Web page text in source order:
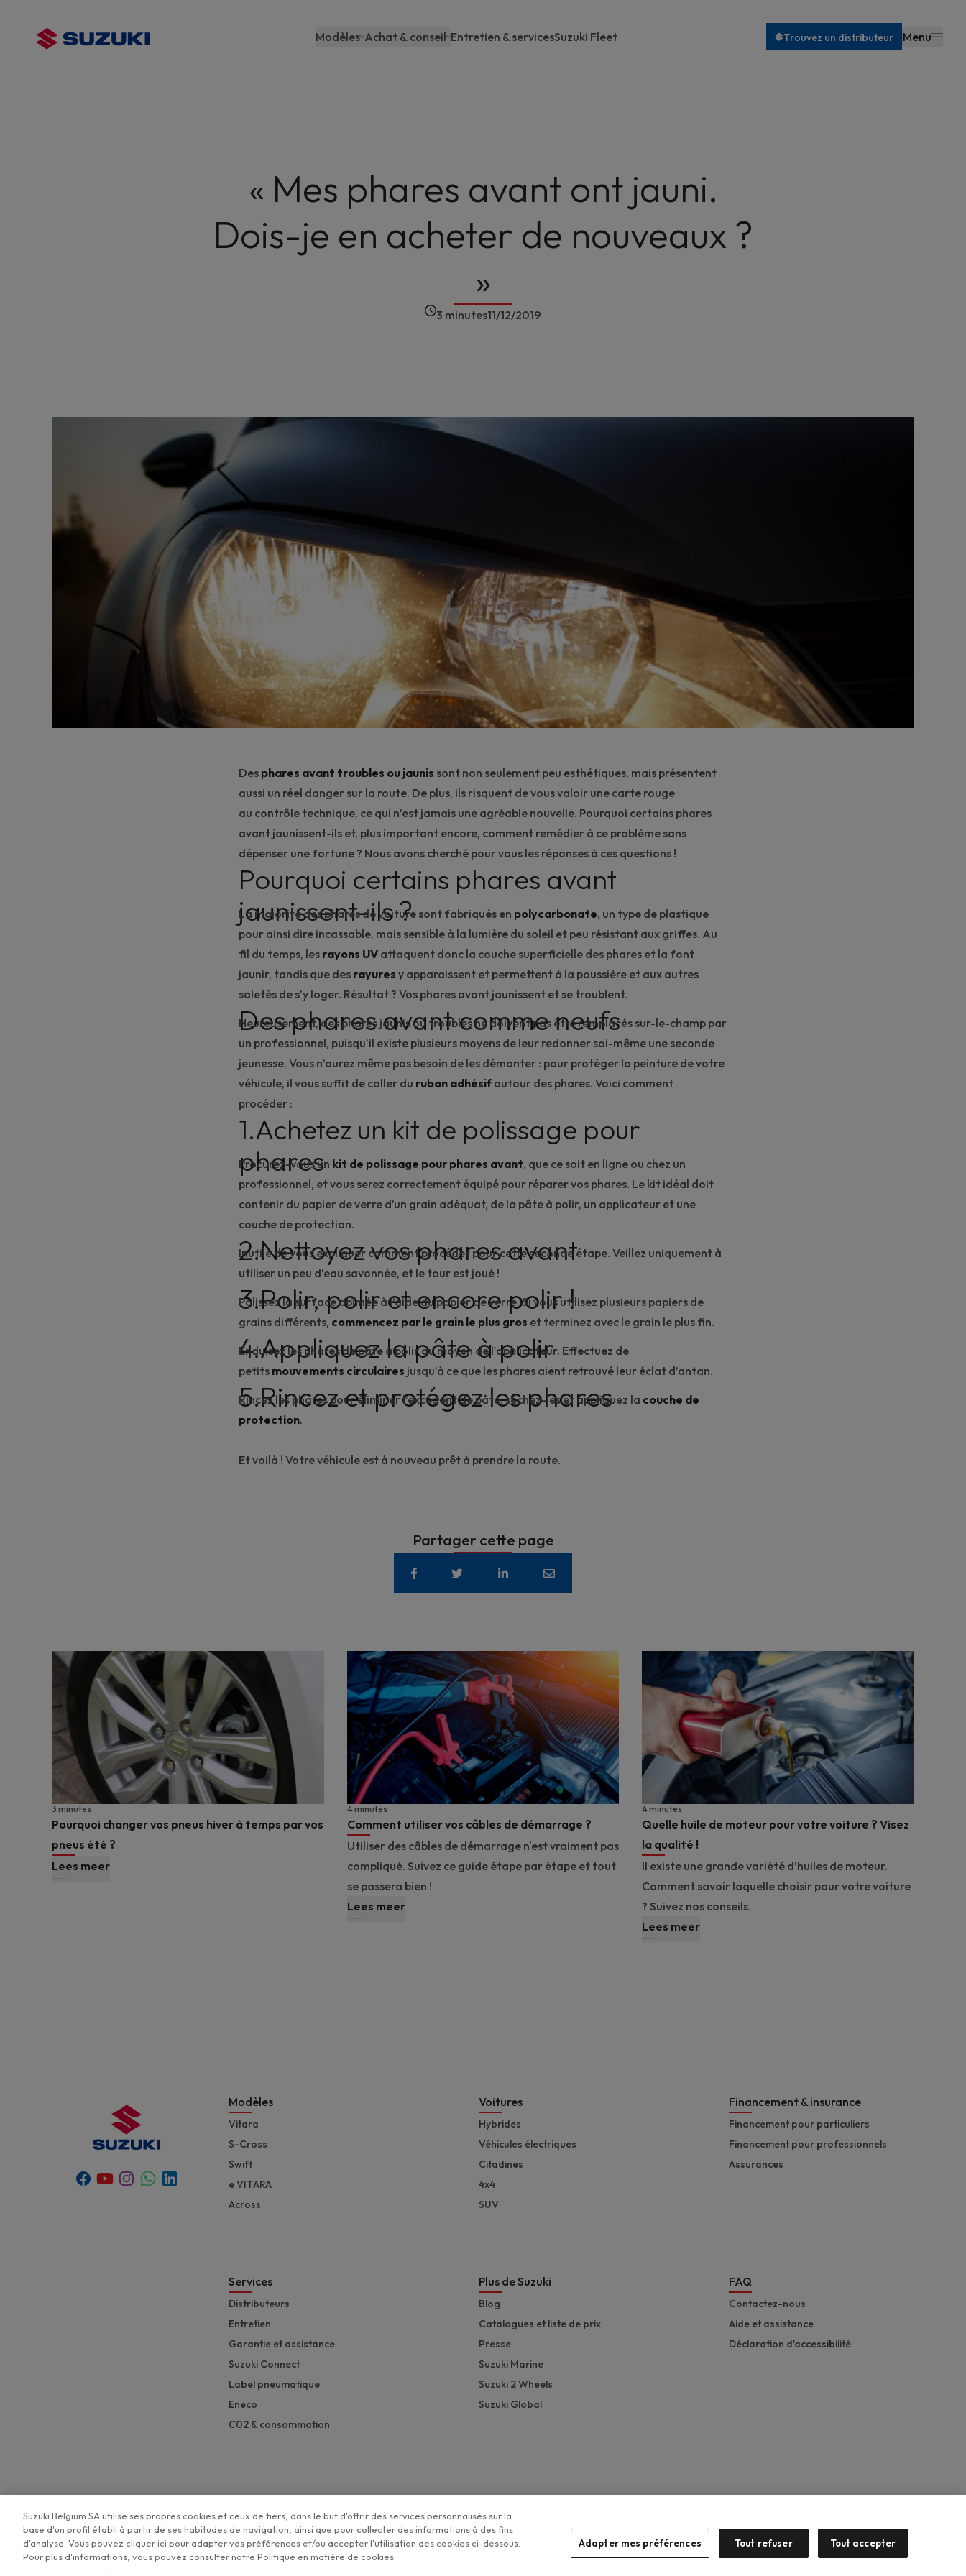
principal
Main
Modèles Achat & conseil Entretien & servicesSuzuki Fleet Trouvez un distributeur Menu
« Mes phares avant ont jauni.
Dois-je en acheter de nouveaux ?
»
3 minutes11/12/2019
Des phares avant troubles ou jaunis sont non seulement peu esthétiques, mais présentent
aussi un réel danger sur la route. De plus, ils risquent de vous valoir une carte rouge
au contrôle technique, ce qui n’est jamais une agréable nouvelle. Pourquoi certains phares
avant jaunissent-ils et, plus important encore, comment remédier à ce problème sans
dépenser une fortune ? Nous avons cherché pour vous les réponses à ces questions !
Pourquoi certains phares avant
jaunissent-ils ?
La majorité des phares de voiture sont fabriqués en polycarbonate, un type de plastique
pour ainsi dire incassable, mais sensible à la lumière du soleil et peu résistant aux griffes. Au
fil du temps, les rayons UV attaquent donc la couche superficielle des phares et la font
jaunir, tandis que des rayures y apparaissent et permettent à la poussière et aux autres
saletés de s’y loger. Résultat ? Vos phares avant jaunissent et se troublent.
Des phares avant comme neufs
Heureusement, des phares jaunis ou troubles ne doivent pas être remplacés sur-le-champ par
un professionnel, puisqu’il existe plusieurs moyens de leur redonner soi-même une seconde
jeunesse. Vous n’aurez même pas besoin de les démonter : pour protéger la peinture de votre
véhicule, il vous suffit de coller du ruban adhésifautour des phares. Voici comment
procéder :
1.Achetez un kit de polissage pour
phares
Procurez-vous un kit de polissage pour phares avant, que ce soit en ligne ou chez un
professionnel, et vous serez correctement équipé pour réparer vos phares. Le kit idéal doit
contenir du papier de verre d’un grain adéquat, de la pâte à polir, un applicateur et une
couche de protection.
2.Nettoyez vos phares avant
Inutile de vous expliquer comment procéder pour cette seconde étape. Veillez uniquement à
utiliser un peu d’eau savonnée, et le tour est joué !
3.Polir, polir et encore polir !
Polissez la surface abîmée à l’aide du papier de verre. Si vous utilisez plusieurs papiers de
grains différents, commencez par le grain le plus gros et terminez avec le grain le plus fin.
4.Appliquez la pâte à polir
Enduisez les phares de pâte à polir au moyen de l’applicateur. Effectuez de
petits mouvements circulaires jusqu’à ce que les phares aient retrouvé leur éclat d’antan.
5.Rincez et protégez les phares
Rincez les phares pour éliminer l’excédent de pâte, séchez-les et appliquez la couche de
protection.
Et voilà ! Votre véhicule est à nouveau prêt à prendre la route.
Partager cette page
Pourquoi changer vos pneus hiver à temps par vos
pneus été ?
3 minutes
Lees meer
Comment utiliser vos câbles de démarrage ?
4 minutes
Utiliser des câbles de démarrage n'est vraiment pas
compliqué. Suivez ce guide étape par étape et tout
se passera bien !
Lees meer
Quelle huile de moteur pour votre voiture ? Visez
la qualité !
4 minutes
Il existe une grande variété d’huiles de moteur.
Comment savoir laquelle choisir pour votre voiture
? Suivez nos conseils.
Lees meer
Facebook
YoutubeInstagram
Whatsapp
Linkedin
Modèles
Vitara
S-Cross
Swift
e VITARA
Across
Voitures
Hybrides
Véhicules électriques
Citadines
4x4
SUV
Financement & insurance
Financement pour particuliers
Financement pour professionnels
Assurances
Services
Distributeurs
Entretien
Garantie et assistance
Suzuki Connect
Label pneumatique
Eneco
C02 & consommation
Plus de Suzuki
Blog
Catalogues et liste de prix
Presse
Suzuki Marine
Suzuki 2 Wheels
Suzuki Global
FAQ
Contactez-nous
Aide et assistance
Déclaration d'accessibilité
Legal menu
Politique de protection de la vie privée Suzuki 2026
Suzuki Belgium SA utilise ses propres cookies et ceux de tiers, dans le but d'offrir des services personnalisés sur la
base d'un profil établi à partir de ses habitudes de navigation, ainsi que pour collecter des informations à des fins
d'analyse. Vous pouvez cliquer ici pour adapter vos préférences et/ou accepter l'utilisation des cookies ci-dessous.
Pour plus d'informations, vous pouvez consulter notre Politique en matière de cookies.
Adapter mes préférences Tout refuser Tout accepter